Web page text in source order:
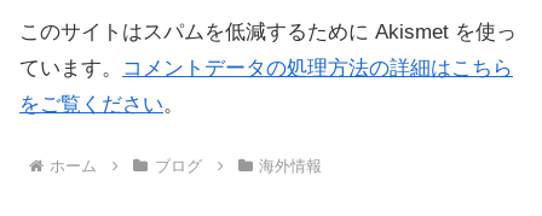
このサイトはスパムを低減するために Akismet を使っ
ています。
コメントデータの処理方法の詳細はこちら
をご覧ください。
ホーム ブログ 海外情報